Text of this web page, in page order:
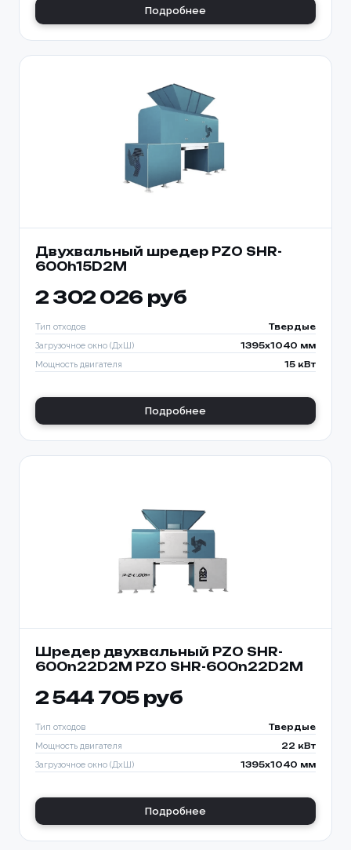
Подробнее
Двухвальный шредер PZO SHR-
600h15D2M
2 302 026 руб
Тип отходов Твердые
Загрузочное окно (ДхШ) 1395x1040 мм
Мощность двигателя 15 кВт
Подробнее
Шредер двухвальный PZO SHR-
600n22D2M PZO SHR-600n22D2M
2 544 705 руб
Тип отходов Твердые
Мощность двигателя 22 кВт
Загрузочное окно (ДхШ) 1395x1040 мм
Подробнее